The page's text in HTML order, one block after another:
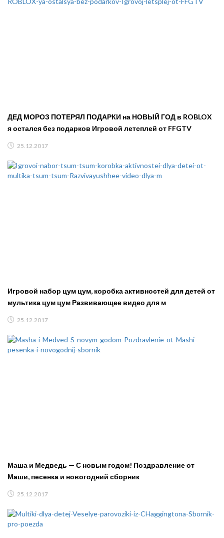
ДЕД МОРОЗ ПОТЕРЯЛ ПОДАРКИ на НОВЫЙ ГОД в ROBLOX
я остался без подарков Игровой летсплей от FFGTV
25.12.2017
Игровой набор цум цум, коробка активностей для детей от
мультика цум цум Развивающее видео для м
25.12.2017
Маша и Медведь — С новым годом! Поздравление от
Маши, песенка и новогодний сборник
25.12.2017